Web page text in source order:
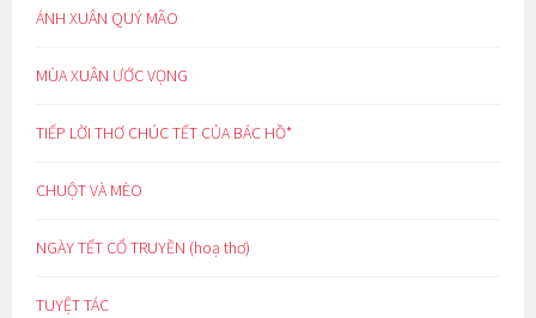
ÁNH XUÂN QUÝ MÃO
MÙA XUÂN ƯỚC VỌNG
TIẾP LỜI THƠ CHÚC TẾT CỦA BÁC HỒ*
CHUỘT VÀ MÈO
NGÀY TẾT CỔ TRUYỀN (hoạ thơ)
TUYỆT TÁC